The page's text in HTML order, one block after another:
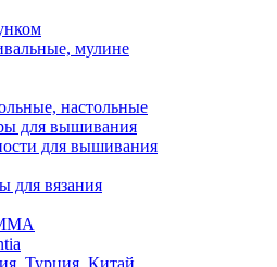
мулине
настольные
для вышивания
для вышивания
для вязания
Турция, Китай